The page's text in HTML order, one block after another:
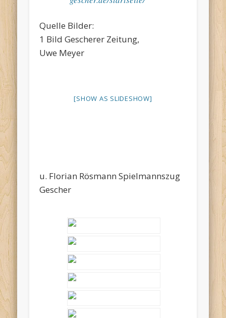
Quelle Bilder:
1 Bild Gescherer Zeitung,
Uwe Meyer
[SHOW AS SLIDESHOW]
u. Florian Rösmann Spielmannszug
Gescher